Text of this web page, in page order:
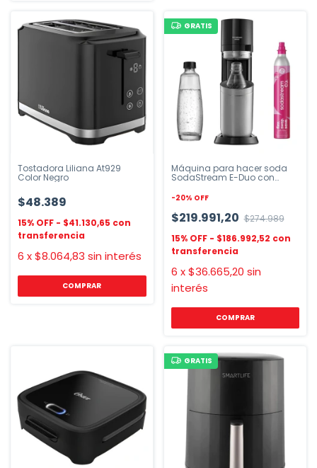
Tostadora Liliana At929
Color Negro
$48.389
$41.130,65
6 x$8.064,83 sin interés
GRATIS
Máquina para hacer soda
SodaStream E-Duo con
-20% OFF
$219.991,20 $274.989
$186.992,52
6 x$36.665,20 sin
interés
COMPRAR
GRATIS